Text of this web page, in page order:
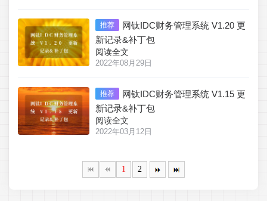
推荐
网钛IDC财务管理系统 V1.20 更
新记录&补丁包
阅读全文
2022年08月29日
推荐
网钛IDC财务管理系统 V1.15 更
新记录&补丁包
阅读全文
2022年03月12日
1 2